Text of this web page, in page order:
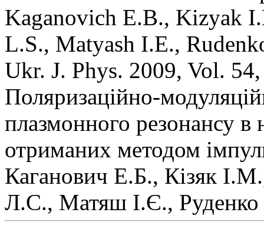
Kaganovich E.B., Kizyak
L.S., Matyash I.E.,
Ukr. J. Phys. 2009, Vol.
Поляризаційно-
плазмонного резонансу в
отриманих методом
Каганович Е.Б., Кізяк
Л.С., Матяш І.Є.,